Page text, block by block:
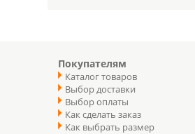
Покупателям
Каталог товаров
Выбор доставки
Выбор оплаты
Как сделать заказ
Как выбрать размер